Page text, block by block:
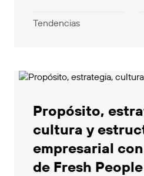
Tendencias
Propósito,
cultura y
empresarial
de Fresh People